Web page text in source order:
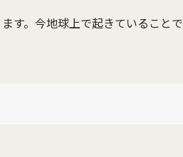
す。今地球上で起きていること